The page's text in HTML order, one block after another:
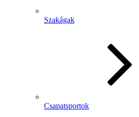
Szakágak
Csapatsportok